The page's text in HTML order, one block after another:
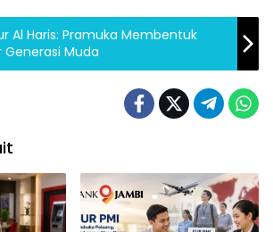
Al Haris: Pramuka Membentuk
Generasi Muda